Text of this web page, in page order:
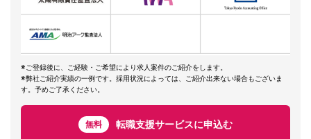
※ご登録後に、ご経験・ご希望により求人案件のご紹介をします。
※弊社ご紹介実績の一例です。採用状況によっては、ご紹介出来ない場合もございま
す。予めご了承ください。
無料 転職支援サービスに申込む